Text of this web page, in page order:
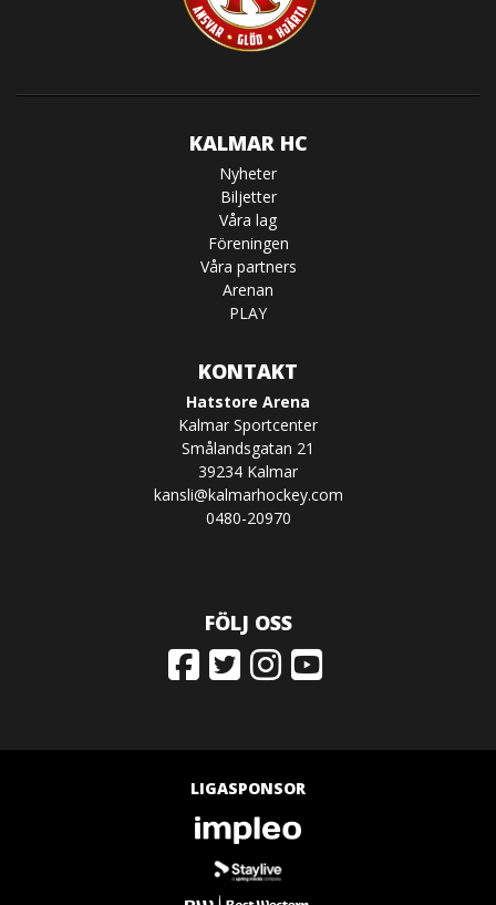
KALMAR HC
Nyheter
Biljetter
Våra lag
Föreningen
Våra partners
Arenan
PLAY
KONTAKT
Hatstore Arena
Kalmar Sportcenter
Smålandsgatan 21
39234 Kalmar
kansli@kalmarhockey.com
0480-20970
FÖLJ OSS
LIGASPONSOR